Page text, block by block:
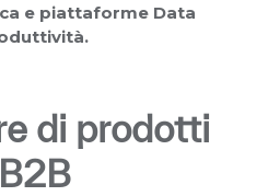
e piattaforme Data
di prodotti